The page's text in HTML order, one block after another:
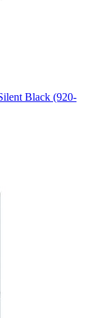
Black (920-